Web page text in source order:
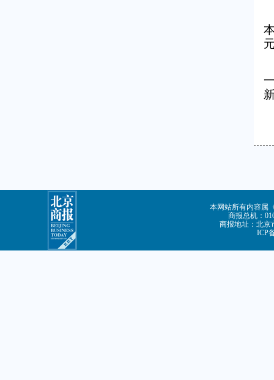
本网站所有内容属
商报总机：
商报地址：北京
ICP